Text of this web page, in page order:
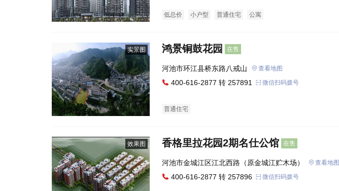
低总价 小户型 普通住宅 公寓
实景图 鸿景铜鼓花园 在售
河池市环江县桥东路八戒山 查看地图
400-616-2877 转 257891 微信扫码拨号
普通住宅
效果图 香格里拉花园2期名仕公馆 在售
河池市金城江区江北西路（原金城江贮木场） 查看地图
400-616-2877 转 257896 微信扫码拨号